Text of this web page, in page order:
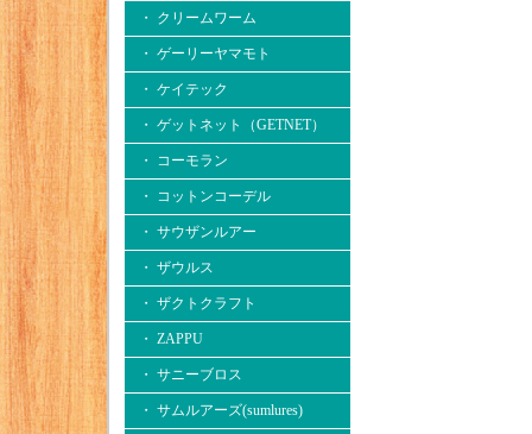
・ クリームワーム
・ ゲーリーヤマモト
・ ケイテック
・ ゲットネット（GETNET）
・ コーモラン
・ コットンコーデル
・ サウザンルアー
・ ザウルス
・ ザクトクラフト
・ ZAPPU
・ サニーブロス
・ サムルアーズ(sumlures)